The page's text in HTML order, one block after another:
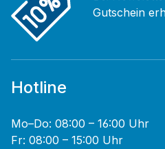
Gutschein
Hotline
Mo–Do: 08:00 – 16:00 Uhr
Fr: 08:00 – 15:00 Uhr